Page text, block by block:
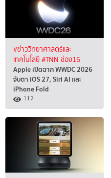
#ข่าววิทยาศาสตร์และ
เทคโนโลยี#TNN ช่อง16
Apple เปิดฉาก WWDC 2026
จับตา iOS 27, Siri AI และ
iPhone Fold
112